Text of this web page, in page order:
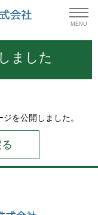
MENU
ました
を公開しました。